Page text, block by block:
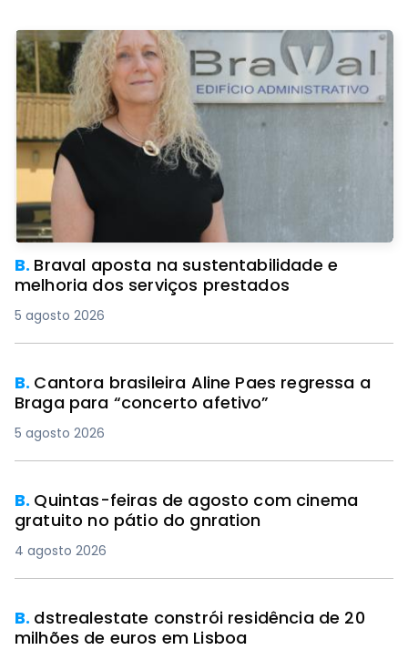
B. Braval aposta na sustentabilidade e
melhoria dos serviços prestados
5 agosto 2026
B. Cantora brasileira Aline Paes regressa a
Braga para “concerto afetivo”
5 agosto 2026
B. Quintas-feiras de agosto com cinema
gratuito no pátio do gnration
4 agosto 2026
B. dstrealestate constrói residência de 20
milhões de euros em Lisboa